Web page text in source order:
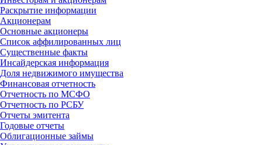
Раскрытие информации
Акционерам
Основные акционеры
Список аффилированных лиц
Существенные факты
Инсайдерская информация
Доля недвижимого имущества
Финансовая отчетность
Отчетность по МСФО
Отчетность по РСБУ
Отчеты эмитента
Годовые отчеты
Облигационные займы